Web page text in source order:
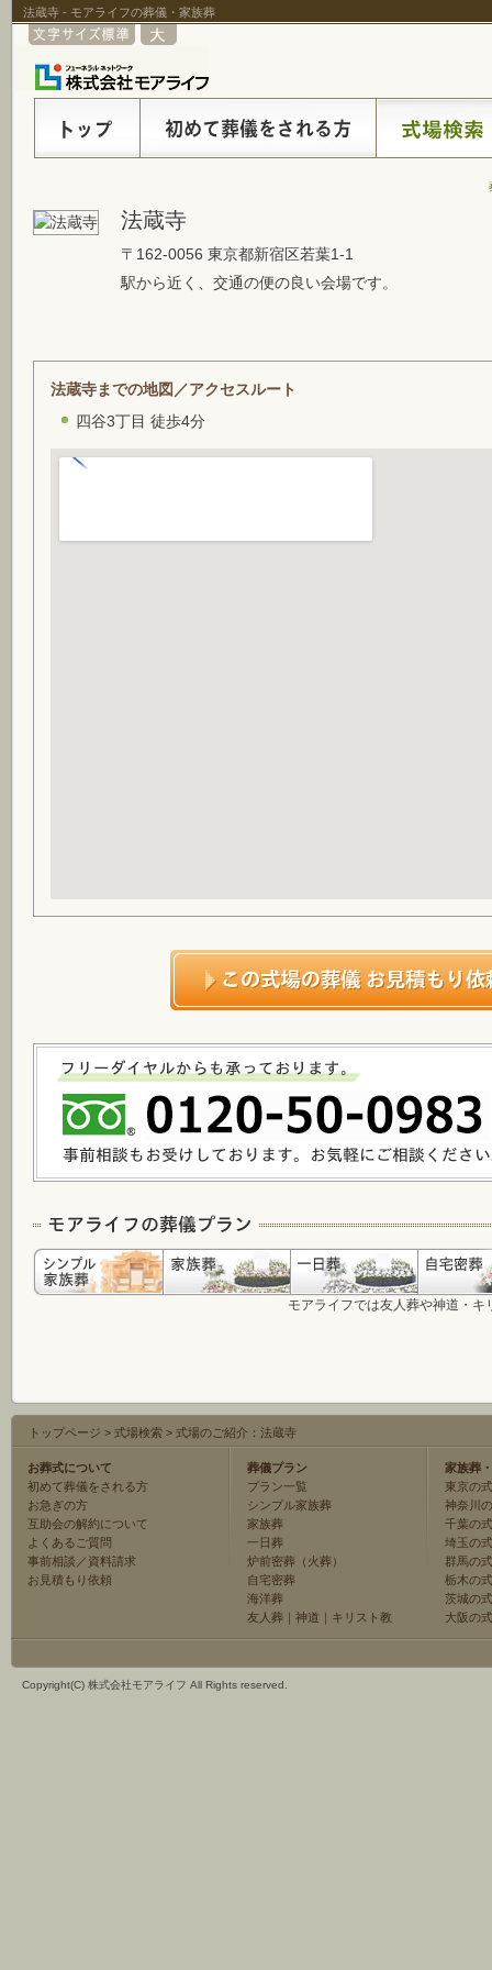
法蔵寺 - モアライフの葬儀・家族葬
法蔵寺
〒162-0056 東京都新宿区若葉1-1
駅から近く、交通の便の良い会場です。
法蔵寺までの地図／アクセスルート
四谷3丁目 徒歩4分
モアライフでは友人葬や神道・
トップページ > 式場検索 > 式場のご紹介：法蔵寺
お葬式について
初めて葬儀をされる方
お急ぎの方
互助会の解約について
よくあるご質問
事前相談／資料請求
お見積もり依頼
葬儀プラン
プラン一覧
シンプル家族葬
家族葬
一日葬
炉前密葬（火葬）
自宅密葬
海洋葬
友人葬 ｜ 神道 ｜ キリスト教
家族葬
東京の
神奈川
千葉の
埼玉の
群馬の
栃木の
茨城の
大阪の
Copyright(C) 株式会社モアライフ All Rights reserved.